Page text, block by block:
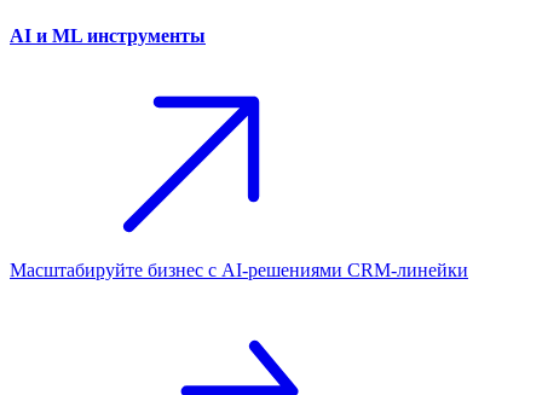
AI и ML инструменты
Масштабируйте бизнес с AI‑решениями CRM‑линейки